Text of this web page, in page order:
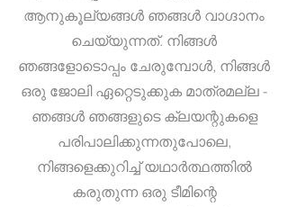
ആനുകൂല്യങ്ങൾ ഞങ്ങൾ വാഗ്ദാനം
ചെയ്യുന്നത്. നിങ്ങൾ
ഞങ്ങളോടൊപ്പം ചേരുമ്പോൾ, നിങ്ങൾ
ഒരു ജോലി ഏറ്റെടുക്കുക മാത്രമല്ല -
ഞങ്ങൾ ഞങ്ങളുടെ ക്ലയന്റുകളെ
പരിപാലിക്കുന്നതുപോലെ,
നിങ്ങളെക്കുറിച്ച് യഥാർത്ഥത്തിൽ
കരുതുന്ന ഒരു ടീമിന്റെ